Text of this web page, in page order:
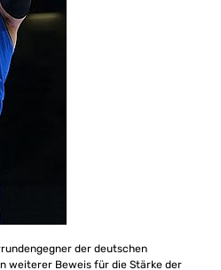
der deutschen
weiterer Beweis für die Stärke der